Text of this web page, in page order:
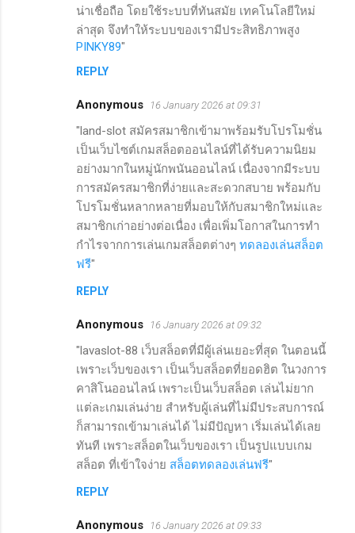
น่าเชื่อถือ โดยใช้ระบบที่ทันสมัย เทคโนโลยีใหม่
ล่าสุด จึงทำให้ระบบของเรามีประสิทธิภาพสูง
PINKY89"
REPLY
Anonymous 16 January 2026 at 09:31
"land-slot สมัครสมาชิกเข้ามาพร้อมรับโปรโมชั่น
เป็นเว็บไซต์เกมสล็อตออนไลน์ที่ได้รับความนิยม
อย่างมากในหมู่นักพนันออนไลน์ เนื่องจากมีระบบ
การสมัครสมาชิกที่ง่ายและสะดวกสบาย พร้อมกับ
โปรโมชั่นหลากหลายที่มอบให้กับสมาชิกใหม่และ
สมาชิกเก่าอย่างต่อเนื่อง เพื่อเพิ่มโอกาสในการทำ
กำไรจากการเล่นเกมสล็อตต่างๆ ทดลองเล่นสล็อต
ฟรี"
REPLY
Anonymous 16 January 2026 at 09:32
"lavaslot-88 เว็บสล็อตที่มีผู้เล่นเยอะที่สุด ในตอนนี้
เพราะเว็บของเรา เป็นเว็บสล็อตที่ยอดฮิต ในวงการ
คาสิโนออนไลน์ เพราะเป็นเว็บสล็อต เล่นไม่ยาก
แต่ละเกมเล่นง่าย สำหรับผู้เล่นที่ไม่มีประสบการณ์​
ก็สามารถเข้ามาเล่นได้ ไม่มีปัญหา เริ่มเล่นได้เลย
ทันที เพราะสล็อตในเว็บของเรา เป็นรูปแบบเกม
สล็อต ที่เข้าใจง่าย สล็อตทดลองเล่นฟรี"
REPLY
Anonymous 16 January 2026 at 09:33